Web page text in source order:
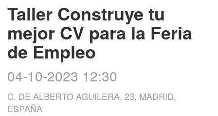
Taller Construye tu
mejor CV para la Feria
de Empleo
04-10-2023 12:30
C. DE ALBERTO AGUILERA, 23, MADRID,
ESPAÑA